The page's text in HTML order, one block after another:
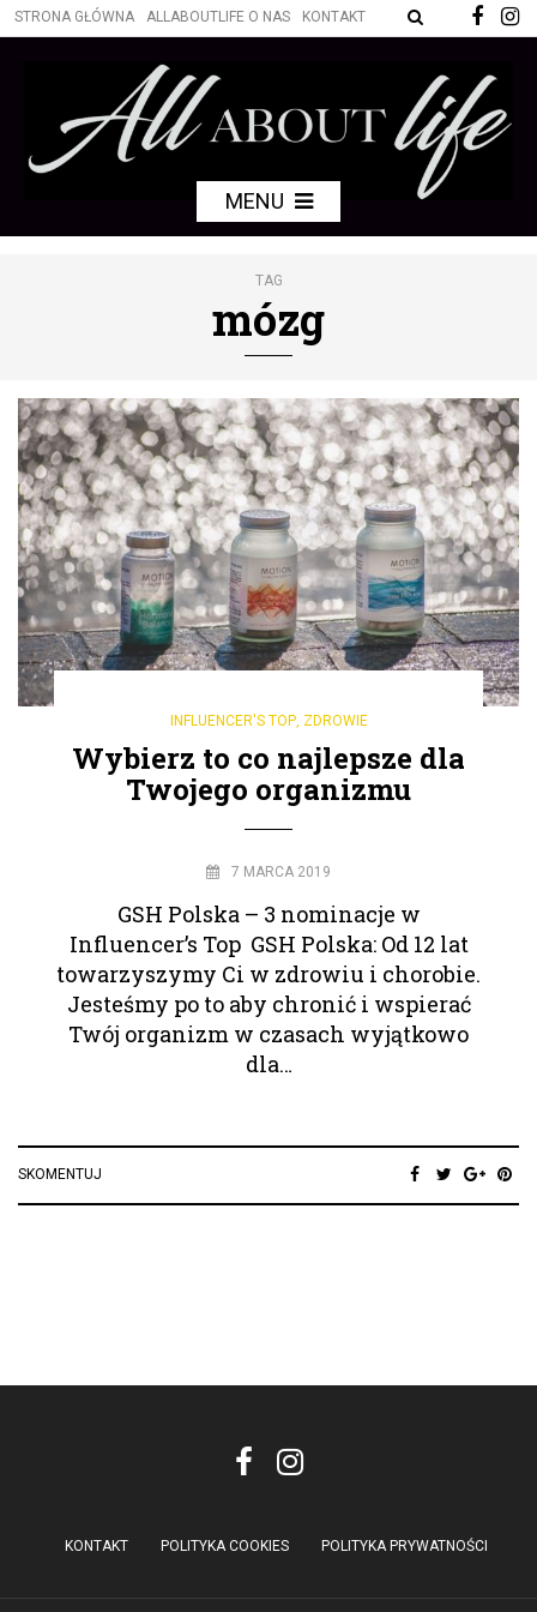
STRONA GŁÓWNA ALLABOUTLIFE O NAS KONTAKT
MENU
TAG
mózg
INFLUENCER'S TOP, ZDROWIE
Wybierz to co najlepsze dla
Twojego organizmu
7 MARCA 2019
GSH Polska – 3 nominacje w
Influencer’s Top GSH Polska: Od 12 lat
towarzyszymy Ci w zdrowiu i chorobie.
Jesteśmy po to aby chronić i wspierać
Twój organizm w czasach wyjątkowo
dla…
SKOMENTUJ
KONTAKT POLITYKA COOKIES POLITYKA PRYWATNOŚCI